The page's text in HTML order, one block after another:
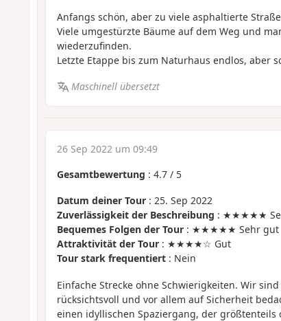
Anfangs schön, aber zu viele asphaltierte
Viele umgestürzte Bäume auf dem Weg und
wiederzufinden.
Letzte Etappe bis zum Naturhaus endlos, aber
Maschinell übersetzt
26 Sep 2022 um 09:49
Gesamtbewertung : 4.7/ 5
Datum deiner Tour: 25. Sep 2022
Zuverlässigkeit der Beschreibung : ★★★★★
Bequemes Folgen der Tour: ★★★★★ Sehr gut
Attraktivität der Tour: ★★★★☆ Gut
Tour stark frequentiert: Nein
Einfache Strecke ohne Schwierigkeiten. Wir
rücksichtsvoll und vor allem auf Sicherheit
einen idyllischen Spaziergang, der